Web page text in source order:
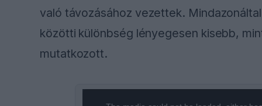
való távozásához vezettek.
közötti különbség lényegesen kisebb,
mutatkozott.